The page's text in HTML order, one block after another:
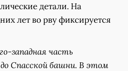
детали. На
лет во рву фиксируется
западная часть
Спасской башни. В этом